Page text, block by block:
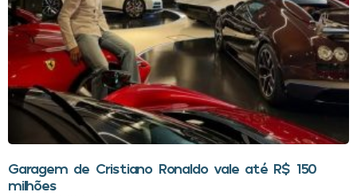
Garagem de Cristiano Ronaldo vale até R$ 150
milhões